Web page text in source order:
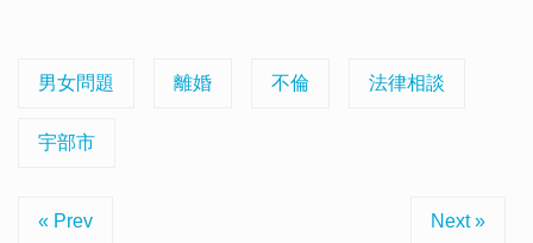
男女問題 離婚 不倫 法律相談
宇部市
« Prev Next »